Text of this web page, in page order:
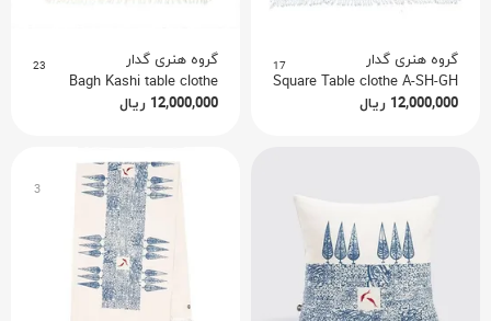
گروه هنری گدار 17
Square Table clothe A-SH-GH
12,000,000 ریال
گروه هنری گدار 23
Bagh Kashi table clothe
12,000,000 ریال
3